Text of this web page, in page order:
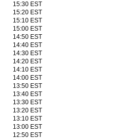
15:30 EST
15:20 EST
15:10 EST
15:00 EST
14:50 EST
14:40 EST
14:30 EST
14:20 EST
14:10 EST
14:00 EST
13:50 EST
13:40 EST
13:30 EST
13:20 EST
13:10 EST
13:00 EST
12:50 EST